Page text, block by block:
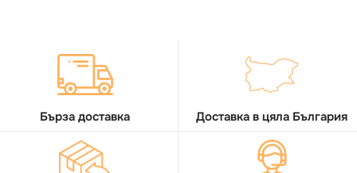
Бърза доставка Доставка в цяла България